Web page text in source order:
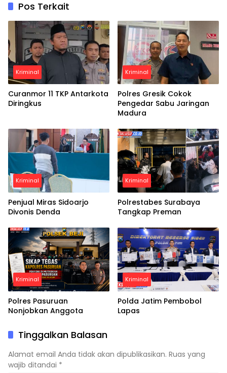
Pos Terkait
Kriminal
Curanmor 11 TKP Antarkota
Diringkus
Kriminal
Polres Gresik Cokok
Pengedar Sabu Jaringan
Madura
Kriminal
Penjual Miras Sidoarjo
Divonis Denda
Kriminal
Polrestabes Surabaya
Tangkap Preman
Kriminal
Polres Pasuruan
Nonjobkan Anggota
Kriminal
Polda Jatim Pembobol
Lapas
Tinggalkan Balasan
Alamat email Anda tidak akan dipublikasikan. Ruas yang
wajib ditandai *